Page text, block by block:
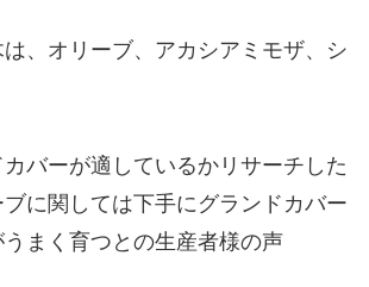
、オリーブ、アカシアミモザ、シ
バーが適しているかリサーチした
に関しては下手にグランドカバー
まく育つとの生産者様の声